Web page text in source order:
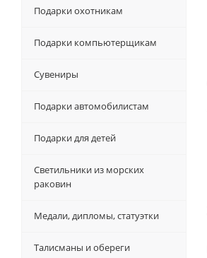
Подарки охотникам
Подарки компьютерщикам
Сувениры
Подарки автомобилистам
Подарки для детей
Светильники из морских
раковин
Медали, дипломы, статуэтки
Талисманы и обереги